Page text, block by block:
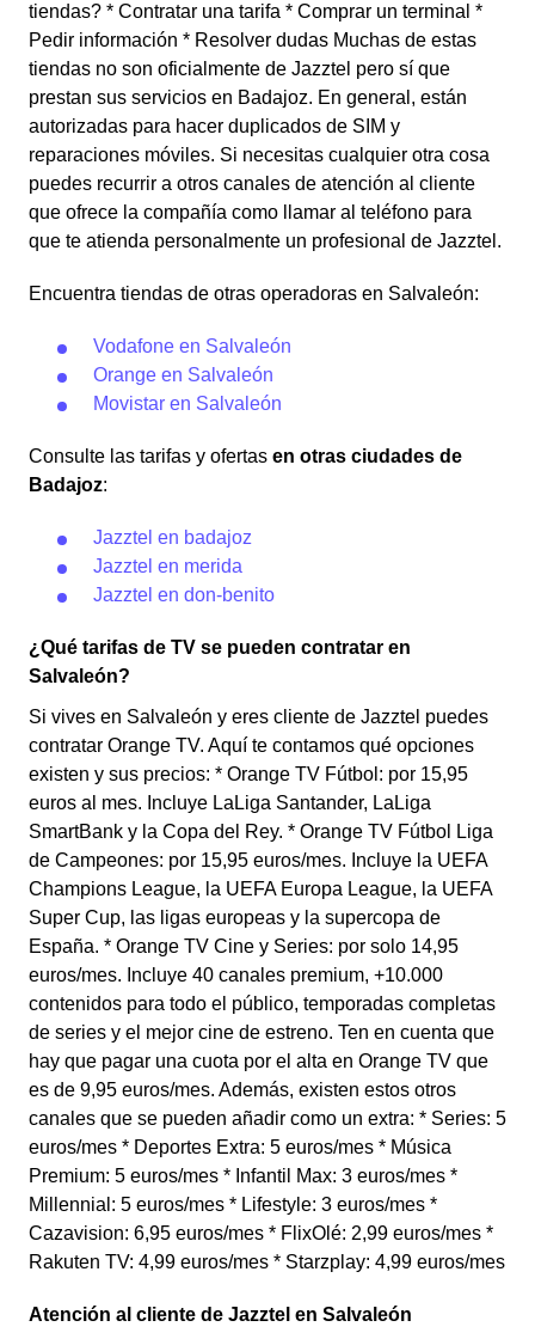
tiendas? * Contratar una tarifa * Comprar un terminal *
Pedir información * Resolver dudas Muchas de estas
tiendas no son oficialmente de Jazztel pero sí que
prestan sus servicios en Badajoz. En general, están
autorizadas para hacer duplicados de SIM y
reparaciones móviles. Si necesitas cualquier otra cosa
puedes recurrir a otros canales de atención al cliente
que ofrece la compañía como llamar al teléfono para
que te atienda personalmente un profesional de Jazztel.
Encuentra tiendas de otras operadoras en Salvaleón:
Vodafone en Salvaleón
Orange en Salvaleón
Movistar en Salvaleón
Consulte las tarifas y ofertas en otras ciudades de
Badajoz:
Jazztel en badajoz
Jazztel en merida
Jazztel en don-benito
¿Qué tarifas de TV se pueden contratar en
Salvaleón?
Si vives en Salvaleón y eres cliente de Jazztel puedes
contratar Orange TV. Aquí te contamos qué opciones
existen y sus precios: * Orange TV Fútbol: por 15,95
euros al mes. Incluye LaLiga Santander, LaLiga
SmartBank y la Copa del Rey. * Orange TV Fútbol Liga
de Campeones: por 15,95 euros/mes. Incluye la UEFA
Champions League, la UEFA Europa League, la UEFA
Super Cup, las ligas europeas y la supercopa de
España. * Orange TV Cine y Series: por solo 14,95
euros/mes. Incluye 40 canales premium, +10.000
contenidos para todo el público, temporadas completas
de series y el mejor cine de estreno. Ten en cuenta que
hay que pagar una cuota por el alta en Orange TV que
es de 9,95 euros/mes. Además, existen estos otros
canales que se pueden añadir como un extra: * Series: 5
euros/mes * Deportes Extra: 5 euros/mes * Música
Premium: 5 euros/mes * Infantil Max: 3 euros/mes *
Millennial: 5 euros/mes * Lifestyle: 3 euros/mes *
Cazavision: 6,95 euros/mes * FlixOlé: 2,99 euros/mes *
Rakuten TV: 4,99 euros/mes * Starzplay: 4,99 euros/mes
Atención al cliente de Jazztel en Salvaleón